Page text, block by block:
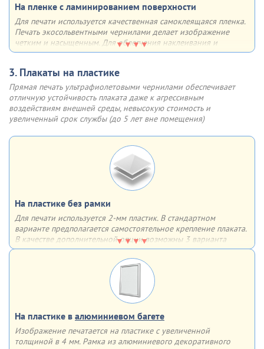
Инструкция по замене плаката в клик-рамке
Аккуратно, по одной, откиньте
4 стороны клик профиля
извлеките старый плакат
Шаг 3
Разместите новый плакат,
Шаг 4
Защелкните крышки
На пленке с ламинированием поверхности
Для печати используется качественная самоклеящаяся пленка.
Печать экосольвентными чернилами делает изображение
четким и насыщенным. Для облегчения наклеивания и
увеличения срока службыповерхность плаката ламинируется
Возможно использование как внутри, так и вне помещения.
Такие плакаты не боятся солнечного света, влаги, перепадов
температуры (допустимы значения от -20 до +70°C)
3. Плакаты на пластике
Прямая печать ультрафиолетовыми чернилами обеспечивает
отличную устойчивость плаката даже к агрессивным
воздействиям внешней среды, невысокую стоимость и
увеличенный срок службы (до 5 лет вне помещения)
На пластике без рамки
Для печати используется 2-мм пластик. В стандартном
варианте предполагается самостоятельное крепление плаката.
В качестве дополнительной опции возможны 3 варианта
крепления на выбор
отверстия, укрепленные люверсами
На пластике в алюминиевом багете
Изображение печатается на пластике с увеличенной
толщиной в 4 мм. Рамка из алюминиевого декоративного